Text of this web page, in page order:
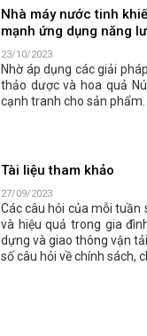
Nhà máy nước tinh
mạnh ứng dụng năng
23/10/2023
Nhờ áp dụng các giải
thảo dược và hoa quả
cạnh tranh cho sản phẩm.
Tài liệu tham khảo
27/09/2023
Các câu hỏi của mỗi tuần
và hiệu quả trong gia
dựng và giao thông vận
số câu hỏi về chính sách,